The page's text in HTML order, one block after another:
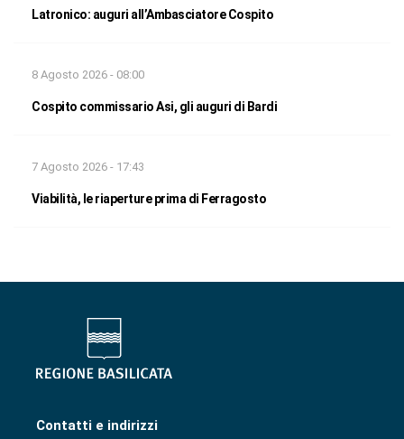
Latronico: auguri all’Ambasciatore Cospito
8 Agosto 2026 - 08:00
Cospito commissario Asi, gli auguri di Bardi
7 Agosto 2026 - 17:43
Viabilità, le riaperture prima di Ferragosto
Contatti e indirizzi